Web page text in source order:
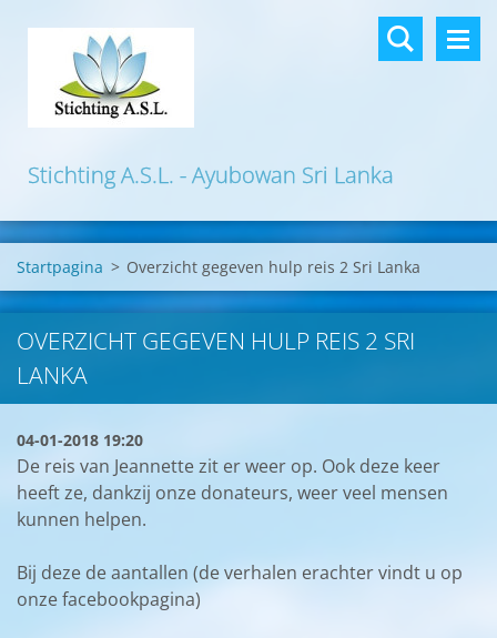
Stichting A.S.L. - Ayubowan Sri Lanka
Startpagina > Overzicht gegeven hulp reis 2 Sri Lanka
OVERZICHT GEGEVEN HULP REIS 2 SRI
LANKA
04-01-2018 19:20
De reis van Jeannette zit er weer op. Ook deze keer
heeft ze, dankzij onze donateurs, weer veel mensen
kunnen helpen.
Bij deze de aantallen (de verhalen erachter vindt u op
onze facebookpagina)